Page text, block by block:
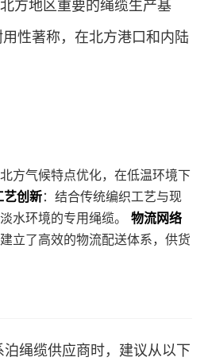
方地区重要的绳缆生产基
性著称，在北方港口和内陆
方气候特点优化，在低温环境下
艺创新：结合传统编织工艺与现
水环境的专用绳缆。 物流网络
立了高效的物流配送体系，供货
绳缆供应商时，建议从以下